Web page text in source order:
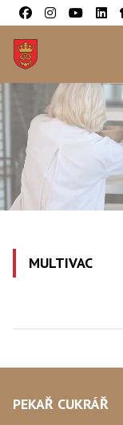
MULTIVAC
PEKAŘ CUKRÁŘ